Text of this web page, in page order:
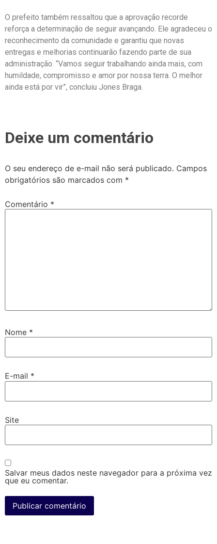
O prefeito também ressaltou que a aprovação recorde
reforça a determinação de seguir avançando. Ele agradeceu o
reconhecimento da comunidade e garantiu que novas
entregas e melhorias continuarão fazendo parte de sua
administração. “Vamos seguir trabalhando ainda mais, com
humildade, compromisso e amor por nossa terra. O melhor
ainda está por vir”, concluiu Jones Braga.
Deixe um comentário
O seu endereço de e-mail não será publicado. Campos
obrigatórios são marcados com *
Comentário *
Nome *
E-mail *
Site
Salvar meus dados neste navegador para a próxima vez
que eu comentar.